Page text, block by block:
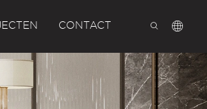
CONTACT